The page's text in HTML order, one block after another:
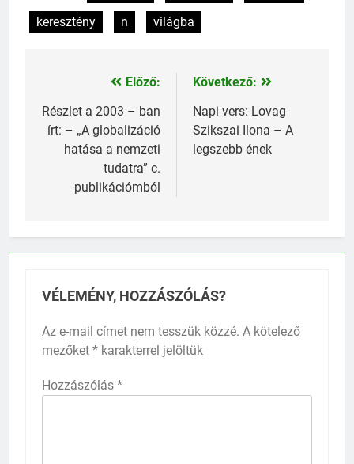
keresztény
n világba
Bejegyzés
navigáció
Előző:
Részlet a 2003 – ban
írt: – „A globalizáció
hatása a nemzeti
tudatra” c.
publikációmból
Következő:
Napi vers: Lovag
Szikszai Ilona – A
legszebb ének
VÉLEMÉNY, HOZZÁSZÓLÁS?
Az e-mail címet nem tesszük közzé. A kötelező
mezőket * karakterrel jelöltük
Hozzászólás *